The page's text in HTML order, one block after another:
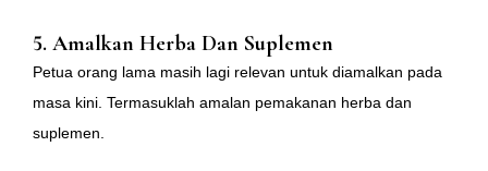
5. Amalkan Herba Dan Suplemen
Petua orang lama masih lagi relevan untuk diamalkan pada
masa kini. Termasuklah amalan pemakanan herba dan
suplemen.